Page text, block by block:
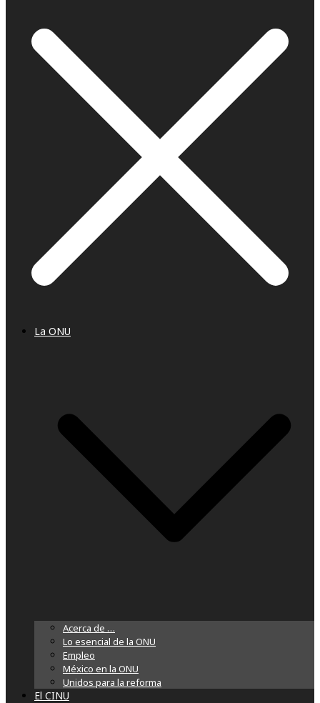
La ONU
Acerca de …
Lo esencial de la ONU
Empleo
México en la ONU
Unidos para la reforma
El CINU